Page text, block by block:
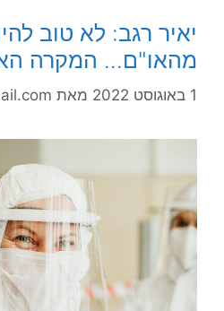
יאיר רגב: לא טוב
מהאו"ם… המקרה
1 באוגוסט 2022 מאת